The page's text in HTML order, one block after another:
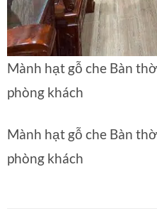
Mành hạt gỗ che Bàn
phòng khách
Mành hạt gỗ che Bàn
phòng khách